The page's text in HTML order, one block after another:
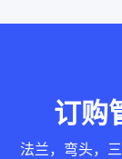
订购
法兰，弯头，